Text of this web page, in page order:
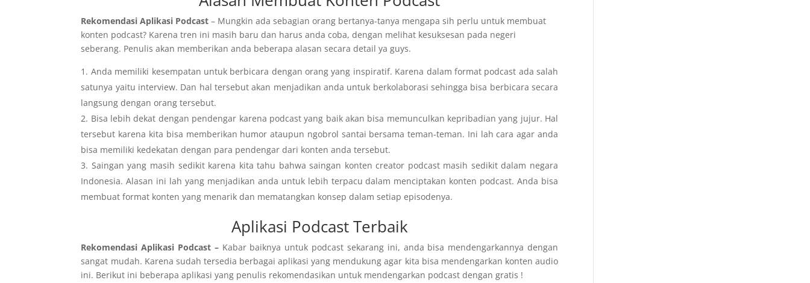
Rekomendasi Aplikasi Podcast – Mungkin ada sebagian orang bertanya-tanya mengapa sih perlu untuk membuat
konten podcast? Karena tren ini masih baru dan harus anda coba, dengan melihat kesuksesan pada negeri
seberang. Penulis akan memberikan anda beberapa alasan secara detail ya guys.
Anda memiliki kesempatan untuk berbicara dengan orang yang inspiratif. Karena dalam format podcast ada salah
satunya yaitu interview. Dan hal tersebut akan menjadikan anda untuk berkolaborasi sehingga bisa berbicara secara
langsung dengan orang tersebut.
Bisa lebih dekat dengan pendengar karena podcast yang baik akan bisa memunculkan kepribadian yang jujur. Hal
tersebut karena kita bisa memberikan humor ataupun ngobrol santai bersama teman-teman. Ini lah cara agar anda
bisa memiliki kedekatan dengan para pendengar dari konten anda tersebut.
Saingan yang masih sedikit karena kita tahu bahwa saingan konten creator podcast masih sedikit dalam negara
Indonesia. Alasan ini lah yang menjadikan anda untuk lebih terpacu dalam menciptakan konten podcast. Anda bisa
membuat format konten yang menarik dan mematangkan konsep dalam setiap episodenya.
Aplikasi Podcast Terbaik
Rekomendasi Aplikasi Podcast – Kabar baiknya untuk podcast sekarang ini, anda bisa mendengarkannya dengan
sangat mudah. Karena sudah tersedia berbagai aplikasi yang mendukung agar kita bisa mendengarkan konten audio
ini. Berikut ini beberapa aplikasi yang penulis rekomendasikan untuk mendengarkan podcast dengan gratis !